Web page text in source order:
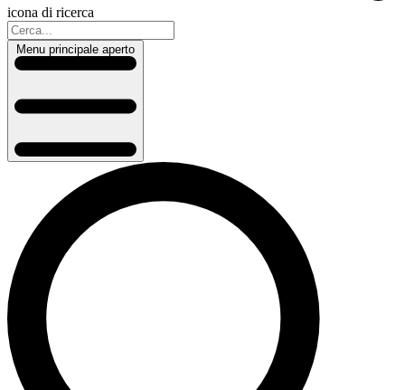
icona di ricerca
Menu principale aperto